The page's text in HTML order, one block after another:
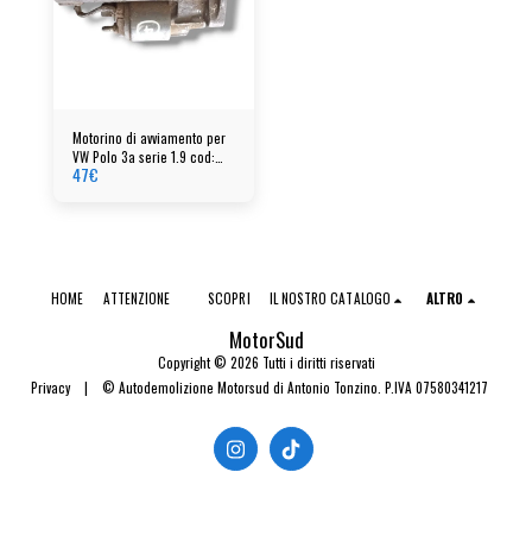
Motorino di avviamento per
VW Polo 3a serie 1.9 cod:
001124011 - 085911023a
47€
MotorSud
Copyright © 2026 Tutti i diritti riservati
Privacy| © Autodemolizione Motorsud di Antonio Tonzino. P.IVA 07580341217
HOME ATTENZIONE SCOPRI IL NOSTRO CATALOGO ALTRO